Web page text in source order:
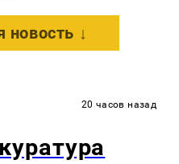
↓
20 часов назад